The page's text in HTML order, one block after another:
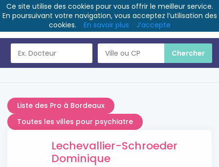
Liste des Pro à Bordeaux
Toutes les villes pour psychiatre
Lechevallier-Schroeder
Dominique
Ce site utilise des cookies pour vous offrir le meilleur service.
En poursuivant votre navigation, vous acceptez l’utilisation des
cookies.
En savoir plus J’accepte